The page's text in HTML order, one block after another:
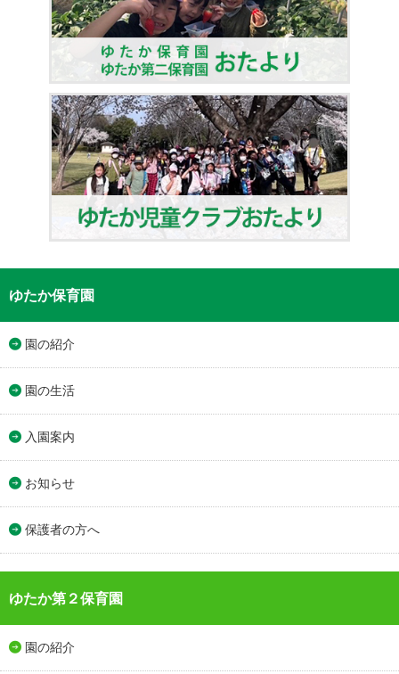
ゆたか保育園
園の紹介
園の生活
入園案内
お知らせ
保護者の方へ
ゆたか第２保育園
園の紹介